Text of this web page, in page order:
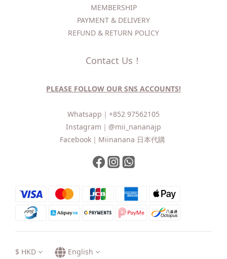
MEMBERSHIP
PAYMENT & DELIVERY
REFUND & RETURN POLICY
Contact Us！
PLEASE FOLLOW OUR SNS ACCOUNTS!
Whatsapp｜ +852 97562105
Instagram｜ @mii_nananajp
Facebook｜ Miinanana 日本代購
$ HKD English